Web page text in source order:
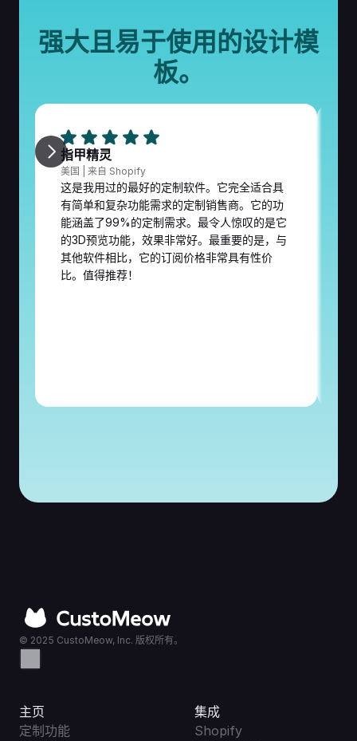
强大且易于使用的设计模
板。
指甲精灵
美国 | 来自 Shopify
这是我用过的最好的定制软件。它完全适合具
有简单和复杂功能需求的定制销售商。它的功
能涵盖了99%的定制需求。最令人惊叹的是它
的3D预览功能，效果非常好。最重要的是，与
其他软件相比，它的订阅价格非常具有性价
比。值得推荐！
© 2025 CustoMeow, Inc. 版权所有。
主页
定制功能
集成
Shopify